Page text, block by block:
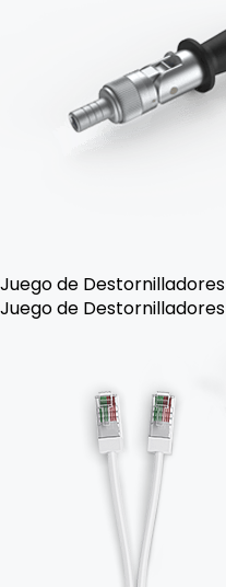
Juego de Destornilladores
Juego de Destornilladores